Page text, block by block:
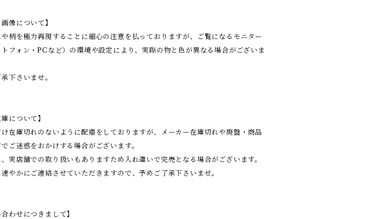
画像について】
柄を極力再現することに細心の注意を払っておりますが、ご覧になるモニター
トフォン・PCなど）の環境や設定により、実際の物と色が異なる場合がございま
下さいませ。
庫について】
在庫切れのないように配慮をしておりますが、メーカー在庫切れや廃盤・商品
ご迷惑をおかけする場合がございます。
実店舗での取り扱いもありますため入れ違いで完売となる場合がございます。
やかにご連絡させていただきますので、予めご了承下さいませ。
合わせにつきまして】